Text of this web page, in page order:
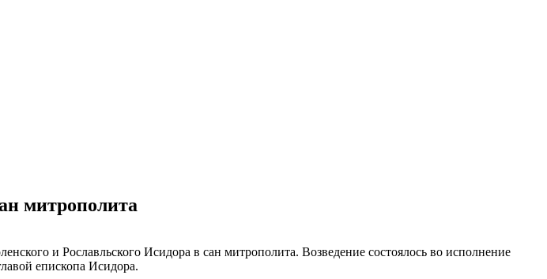
митрополита
и Рославльского Исидора в сан митрополита. Возведение состоялось во исполнение
епископа Исидора.